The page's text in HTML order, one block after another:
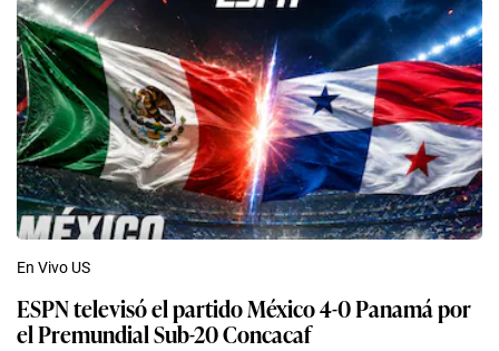
En Vivo US
ESPN televisó el partido México 4-0 Panamá por
el Premundial Sub-20 Concacaf